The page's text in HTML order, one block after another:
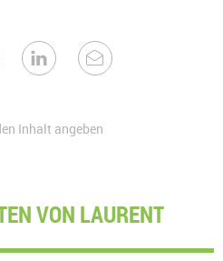
Inhalt angeben
VON LAURENT